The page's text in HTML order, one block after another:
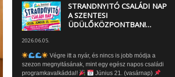
STRANDNYITÓ CSALÁDI NAP
A SZENTESI
ÜDÜLŐKÖZPONTBAN!…
2026.06.05.
Végre itt a nyár, és nincs is jobb módja a
szezon megnyitásának, mint egy egész napos családi
programkavalkáddal!
Június 21. (vasárnap)